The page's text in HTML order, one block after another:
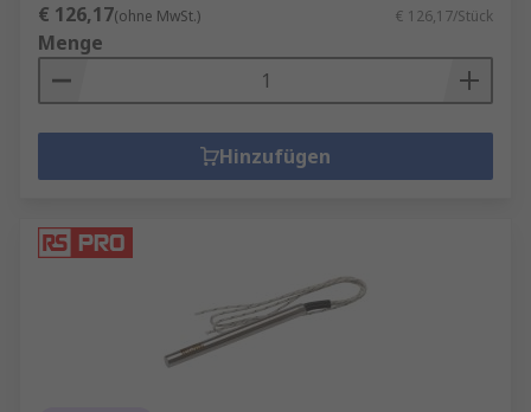
€ 126,17(ohne MwSt.) € 126,17/Stück
Menge
Hinzufügen